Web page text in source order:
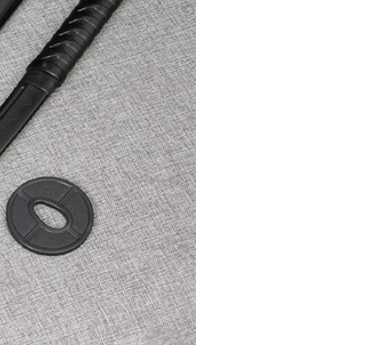
5000
7000
5000
5000